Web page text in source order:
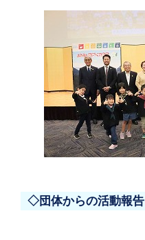
◇団体からの活動報告